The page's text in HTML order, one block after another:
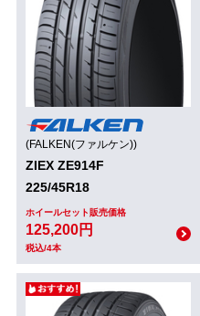
(FALKEN(ファルケン))
ZIEX ZE914F
225/45R18
ホイールセット販売価格
125,200円
税込/4本